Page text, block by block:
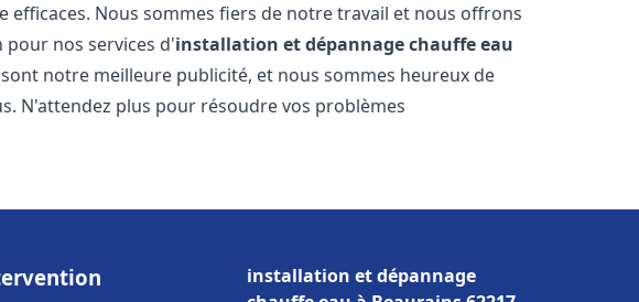
efficaces. Nous sommes fiers de notre travail et nous offrons
nos services d'installation et dépannage chauffe eau
notre meilleure publicité, et nous sommes heureux de
N'attendez plus pour résoudre vos problèmes
installation et dépannage